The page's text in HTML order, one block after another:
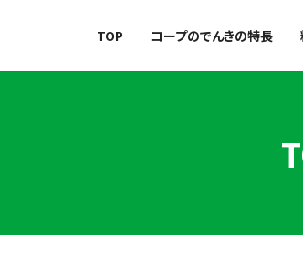
TOP コープのでんきの特長